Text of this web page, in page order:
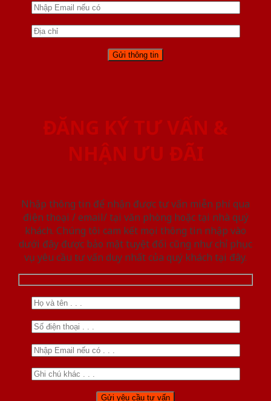
ĐĂNG KÝ TƯ VẤN &
NHẬN ƯU ĐÃI
Nhập thông tin để nhận được tư vấn miễn phí qua
điện thoại / email/ tại văn phòng hoặc tại nhà quý
khách. Chúng tôi cam kết mọi thông tin nhập vào
dưới đây được bảo mật tuyệt đối cũng như chỉ phục
vụ yêu cầu tư vấn duy nhất của quý khách tại đây.